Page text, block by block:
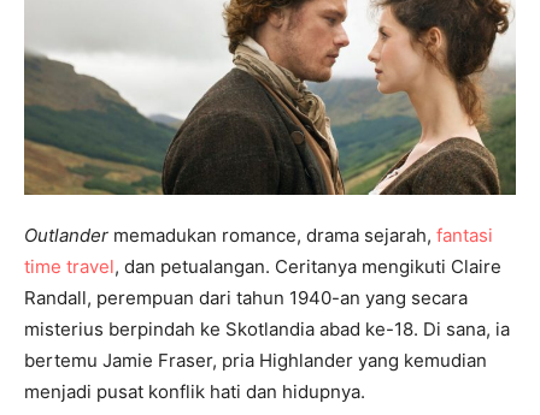
Outlander memadukan romance, drama sejarah, fantasi
time travel, dan petualangan. Ceritanya mengikuti Claire
Randall, perempuan dari tahun 1940-an yang secara
misterius berpindah ke Skotlandia abad ke-18. Di sana, ia
bertemu Jamie Fraser, pria Highlander yang kemudian
menjadi pusat konflik hati dan hidupnya.